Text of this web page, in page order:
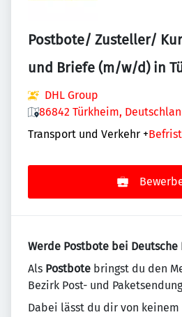
Postbote/ Zusteller/
und Briefe (m/w/d) in
DHL Group
86842 Türkheim,
Transport und Verkehr +
Werde Postbote bei Deutsche
Als Postbote bringst du den
Bezirk Post- und
Dabei lässt du dir von